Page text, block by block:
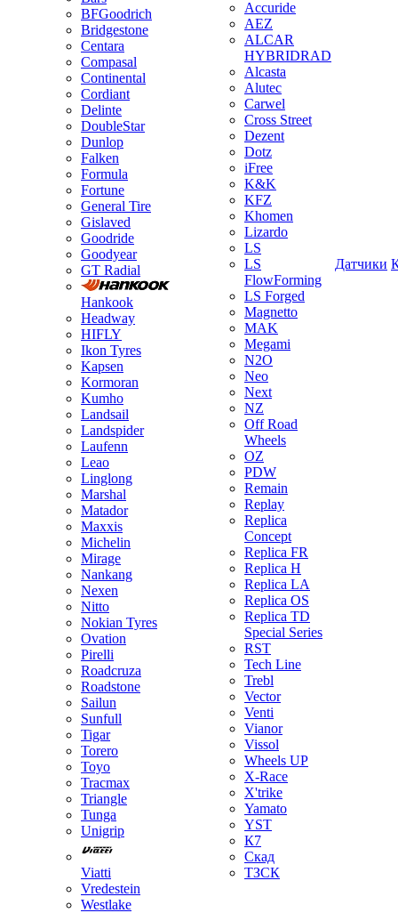
BFGoodrich
Bridgestone
Centara
Compasal
Continental
Cordiant
Delinte
DoubleStar
Dunlop
Falken
Formula
Fortune
General Tire
Gislaved
Goodride
Goodyear
GT Radial
Hankook
Headway
HIFLY
Ikon Tyres
Kapsen
Kormoran
Kumho
Landsail
Landspider
Laufenn
Leao
Linglong
Marshal
Matador
Maxxis
Michelin
Mirage
Nankang
Nexen
Nitto
Nokian Tyres
Ovation
Pirelli
Roadcruza
Roadstone
Sailun
Sunfull
Tigar
Torero
Toyo
Tracmax
Triangle
Tunga
Unigrip
Viatti
Vredestein
Westlake
Accuride
AEZ
ALCAR
HYBRIDRAD
Alcasta
Alutec
Carwel
Cross Street
Dezent
Dotz
iFree
K&K
KFZ
Khomen
Lizardo
LS
LS
FlowForming
LS Forged
Magnetto
MAK
Megami
N2O
Neo
Next
NZ
Off Road
Wheels
OZ
PDW
Remain
Replay
Replica
Concept
Replica FR
Replica H
Replica LA
Replica OS
Replica TD
Special Series
RST
Tech Line
Trebl
Vector
Venti
Vianor
Vissol
Wheels UP
X-Race
X'trike
Yamato
YST
К7
Скад
ТЗСК
Датчики